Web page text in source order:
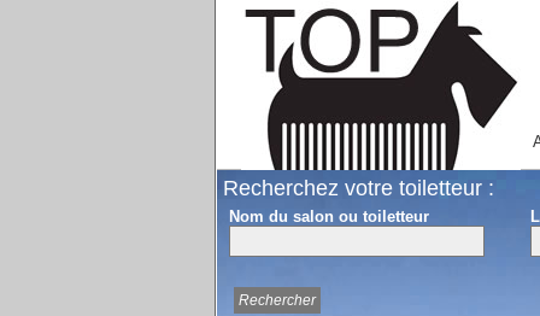
Recherchez votre toiletteur :
Nom du salon ou toiletteur